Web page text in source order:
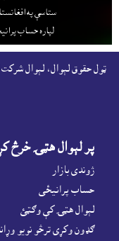
ستاسې په
لپاره حساب
ټول حقوق لېوال، لېوال شرکت او
پر لېوال هټۍ خرڅ
ژوندى بازار
حساب پرانيځى
لېوال هټۍ کې وګټئ
ګډون وکړى ترڅو نويو